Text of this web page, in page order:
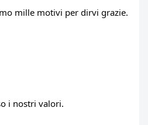
mille motivi per dirvi grazie.
i nostri valori.